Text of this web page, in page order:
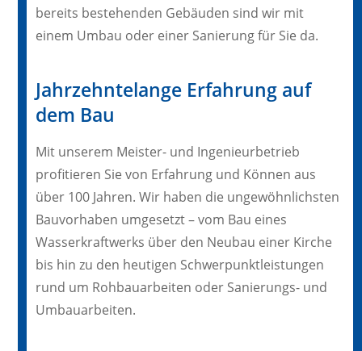
bereits bestehenden Gebäuden sind wir mit
einem Umbau oder einer Sanierung für Sie da.
Jahrzehntelange Erfahrung auf
dem Bau
Mit unserem Meister- und Ingenieurbetrieb
profitieren Sie von Erfahrung und Können aus
über 100 Jahren. Wir haben die ungewöhnlichsten
Bauvorhaben umgesetzt – vom Bau eines
Wasserkraftwerks über den Neubau einer Kirche
bis hin zu den heutigen Schwerpunktleistungen
rund um Rohbauarbeiten oder Sanierungs- und
Umbauarbeiten.